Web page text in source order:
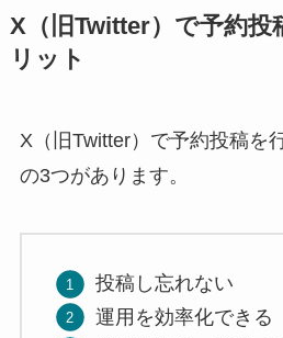
X（旧Twitter）で予約投
リット
X（旧Twitter）で予約投稿を
の3つがあります。
投稿し忘れない
運用を効率化できる